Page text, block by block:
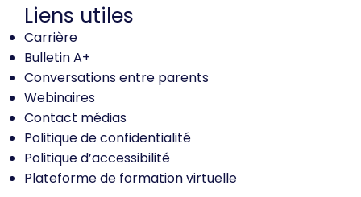
Liens utiles
Carrière
Bulletin A+
Conversations entre parents
Webinaires
Contact médias
Politique de confidentialité
Politique d’accessibilité
Plateforme de formation virtuelle